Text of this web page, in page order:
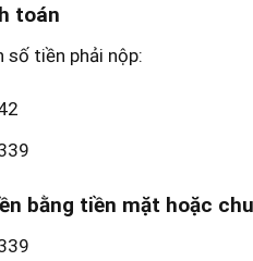
toán
số tiền phải nộp:
bằng tiền mặt hoặc